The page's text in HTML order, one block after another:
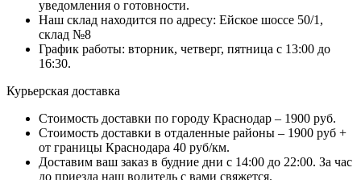
уведомления о готовности.
Наш склад находится по адресу: Ейское шоссе 50/1,
склад №8
График работы: вторник, четверг, пятница с 13:00 до
16:30.
Курьерская доставка
Стоимость доставки по городу Краснодар – 1900 руб.
Стоимость доставки в отдаленные районы – 1900 руб +
от границы Краснодара 40 руб/км.
Доставим ваш заказ в будние дни с 14:00 до 22:00. За час
до приезда наш водитель с вами свяжется.